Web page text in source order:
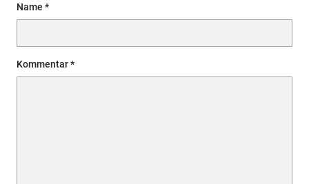
Name
Kommentar